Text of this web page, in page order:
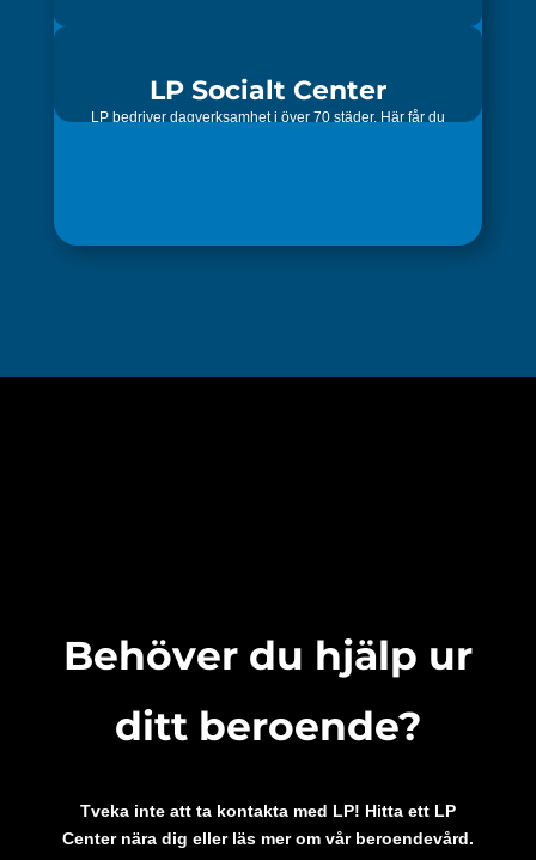
LP Socialt Center
LP bedriver dagverksamhet i över 70 städer. Här får du
LP Grow
LP Fält
Behöver du hjälp ur
ditt beroende?
Tveka inte att ta kontakta med LP! Hitta ett LP
Center nära dig eller läs mer om vår beroendevård.